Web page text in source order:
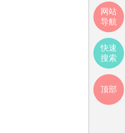
网站
导航
快速
搜索
顶部